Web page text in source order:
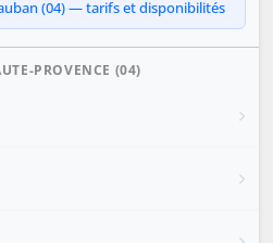
(04) — tarifs et disponibilités
PROVENCE (04)